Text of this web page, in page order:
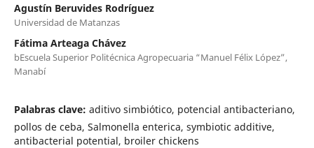
Agustín Beruvides Rodríguez
Universidad de Matanzas
Fátima Arteaga Chávez
bEscuela Superior Politécnica Agropecuaria “Manuel Félix López”,
Manabí
Palabras clave: aditivo simbiótico, potencial antibacteriano,
pollos de ceba, Salmonella enterica, symbiotic additive,
antibacterial potential, broiler chickens